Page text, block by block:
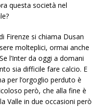
questa società nel
Firenze si chiama Dusan
molteplici, ormai anche
l’Inter da oggi a domani
sia difficile fare calcio. E
per l’orgoglio perduto è
però, che alla fine è
Valle in due occasioni però